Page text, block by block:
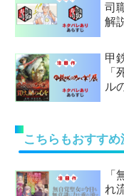
司
解
甲
ル
こちらもおすす
れ